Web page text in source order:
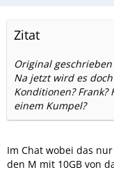
Zitat
Original
Na jetzt wird es
Konditionen? Frank?
einem Kumpel?
Im Chat wobei das
den M mit 10GB von